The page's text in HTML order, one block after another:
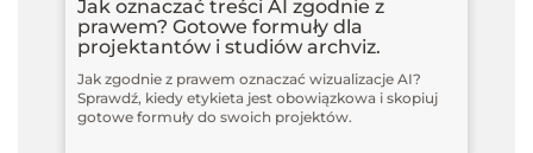
Jak oznaczać treści AI zgodnie z
prawem? Gotowe formuły dla
projektantów i studiów archviz.
Jak zgodnie z prawem oznaczać wizualizacje AI?
Sprawdź, kiedy etykieta jest obowiązkowa i skopiuj
gotowe formuły do swoich projektów.